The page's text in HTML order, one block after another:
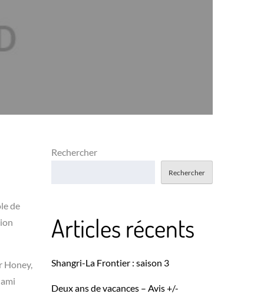
de
Honey,
Rechercher
Rechercher
Articles récents
Shangri-La Frontier : saison 3
Deux ans de vacances – Avis +/-